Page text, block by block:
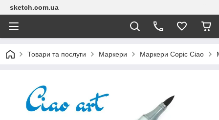
sketch.com.ua
Товари та послуги Маркери Маркери Copic Сіао